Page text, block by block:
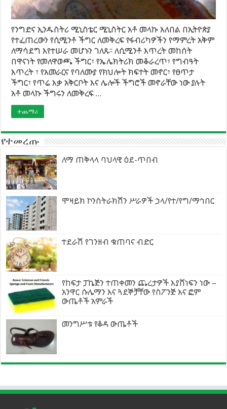
የንግድና ኢንዱስትሪ ሚኒስቴር ሚኒስትር አቶ መላኩ አለበል በኢትዮጵያ
የተፈጠረውን የሲሚንቶ ችግር ለመቅረፍ የፋብሪካዎችን የማምረት አቅም
ለማሳደግ እየተሠራ መሆኑን ገለጹ፡፡ ለሲሚንቶ እጥረት መከሰት
በዋናነት የመለዋወጫ ችግር፣ የኤሌክትሪክ መቆራረጥ፣ የግብዓት
እጥረት ፣ የአመራርና የባለሙያ የክህሎት ክፍተት መኖር፣ የፀጥታ
ችግር፣ የጥሬ እቃ አቅርቦት እና ሌሎች ችግሮች መኖራቸው ነው ያሉት
አቶ መላኩ ችግሩን ለመቅረፍ …
ተጨማሪ
የተመረጡ
ለማ ጠቅላላ ባህላዊ ዕደ-ጥበብ
ሞዛይክ ኮንስትራክሽን ሥራዎች ኃላ/የተ/የግ/ማኅበር
ተደራሽ የገንዘብ ቁጠባና ብድር
የከፍታ ፓኬጅን ተጠቀመን ጨረታዎች እያሸነፍን ነው –
አንዋር ሱሌማን እና ጓደኞቻቸው የስፖንጅ እና ፎም
ውጤቶች አምራች
መንግሥቱ የቆዳ ውጤቶች